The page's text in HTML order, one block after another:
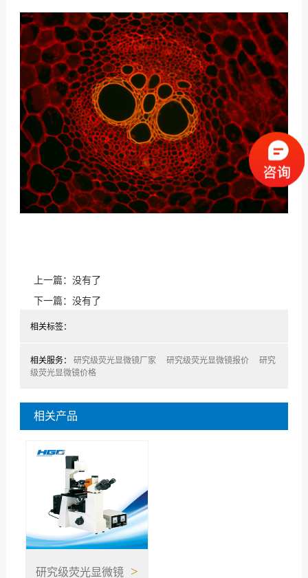
上一篇：没有了
下一篇：没有了
相关标签：
相关服务： 研究级荧光显微镜厂家 研究级荧光显微镜报价
研究
级荧光显微镜价格
相关产品
研究级荧光显微镜 >